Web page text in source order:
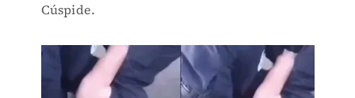
Cúspide.